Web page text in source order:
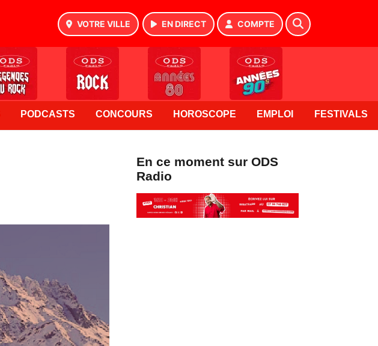
VOTRE VILLE EN DIRECT COMPTE
PODCASTS CONCOURS HOROSCOPE EMPLOI FESTIVALS
En ce moment sur ODS
Radio